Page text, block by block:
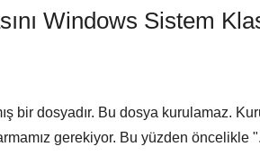
Windows Sistem
bir dosyadır. Bu dosya kurulamaz.
gerekiyor. Bu yüzden öncelikle "